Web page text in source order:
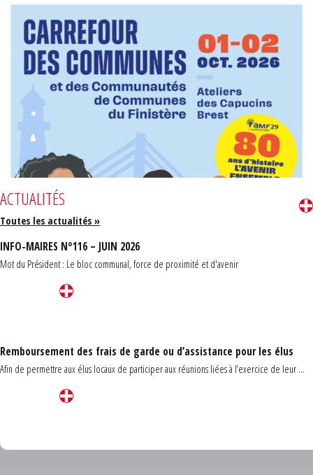
ACTUALITÉS
Toutes les actualités »
INFO-MAIRES N°116 – JUIN 2026
Mot du Président : Le bloc communal, force de proximité et d'avenir
Remboursement des frais de garde ou d’assistance pour les élus
Afin de permettre aux élus locaux de participer aux réunions liées à l’exercice de leur ...